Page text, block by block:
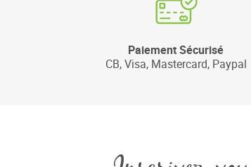
Paiement Sécurisé
CB, Visa, Mastercard, Paypal